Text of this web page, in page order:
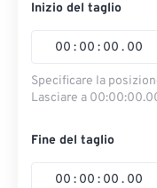
Inizio del taglio
00 : 00 : 00 . 00
Specificare la
Lasciare a
Fine del taglio
00 : 00 : 00 . 00